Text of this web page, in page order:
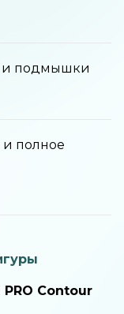
и подмышки
полное
Contour